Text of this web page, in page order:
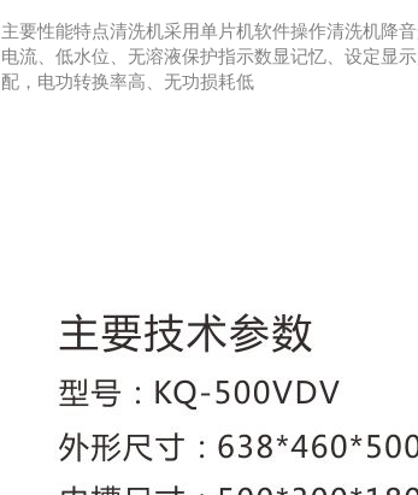
主要性能特点清洗机采用单片机软件操作清洗机降
电流、低水位、无溶液保护指示数显记忆、设定显
配，电功转换率高、无功损耗低